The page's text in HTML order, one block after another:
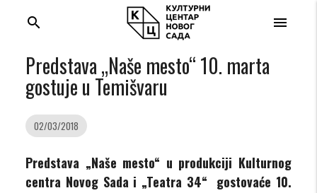
menu
search
Predstava „Naše mesto“ 10. marta
gostuje u Temišvaru
02/03/2018
Predstava „Naše mesto“ u produkciji Kulturnog
centra Novog Sada i „Teatra 34“ gostovaće 10.